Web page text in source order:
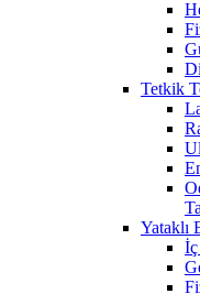
Tetkik
Yataklı
İç